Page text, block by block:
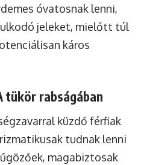
óvatosnak lenni,
jeleket, mielőtt túl
káros
rabságában
küzdő férfiak
tudnak lenni
magabiztosak